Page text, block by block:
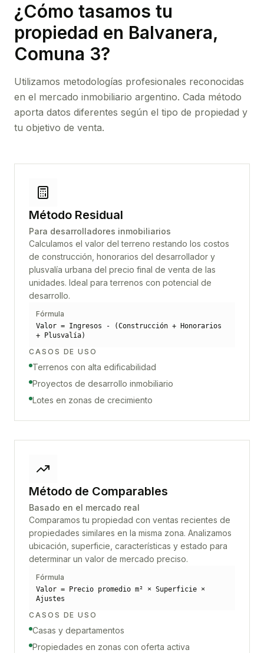
¿Cómo tasamos tu
propiedad en Balvanera,
Comuna 3?
Utilizamos metodologías profesionales reconocidas
en el mercado inmobiliario argentino. Cada método
aporta datos diferentes según el tipo de propiedad y
tu objetivo de venta.
Método Residual
Para desarrolladores inmobiliarios
Calculamos el valor del terreno restando los costos
de construcción, honorarios del desarrollador y
plusvalía urbana del precio final de venta de las
unidades. Ideal para terrenos con potencial de
desarrollo.
Fórmula
Valor = Ingresos - (Construcción + Honorarios
+ Plusvalía)
CASOS DE USO
Terrenos con alta edificabilidad
Proyectos de desarrollo inmobiliario
Lotes en zonas de crecimiento
Método de Comparables
Basado en el mercado real
Comparamos tu propiedad con ventas recientes de
propiedades similares en la misma zona. Analizamos
ubicación, superficie, características y estado para
determinar un valor de mercado preciso.
Fórmula
Valor = Precio promedio m² × Superficie ×
Ajustes
CASOS DE USO
Casas y departamentos
Propiedades en zonas con oferta activa